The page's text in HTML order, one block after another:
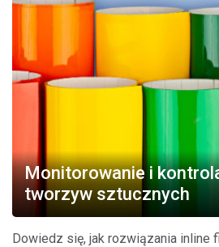
Monitorowanie i
tworzyw sztucznych
Dowiedz się, jak rozwiązania inline